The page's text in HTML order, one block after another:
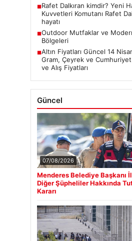
■Rafet Dalkıran kimdir? Yeni
Kuvvetleri Komutanı Rafet
hayatı
■Outdoor Mutfaklar ve
Bölgeleri
■Altın Fiyatları Güncel 14
Gram, Çeyrek ve Cumhuriyet
ve Alış Fiyatları
Güncel
07/08/2026
Menderes Belediye Başkanı
Diğer Şüpheliler Hakkında
Kararı